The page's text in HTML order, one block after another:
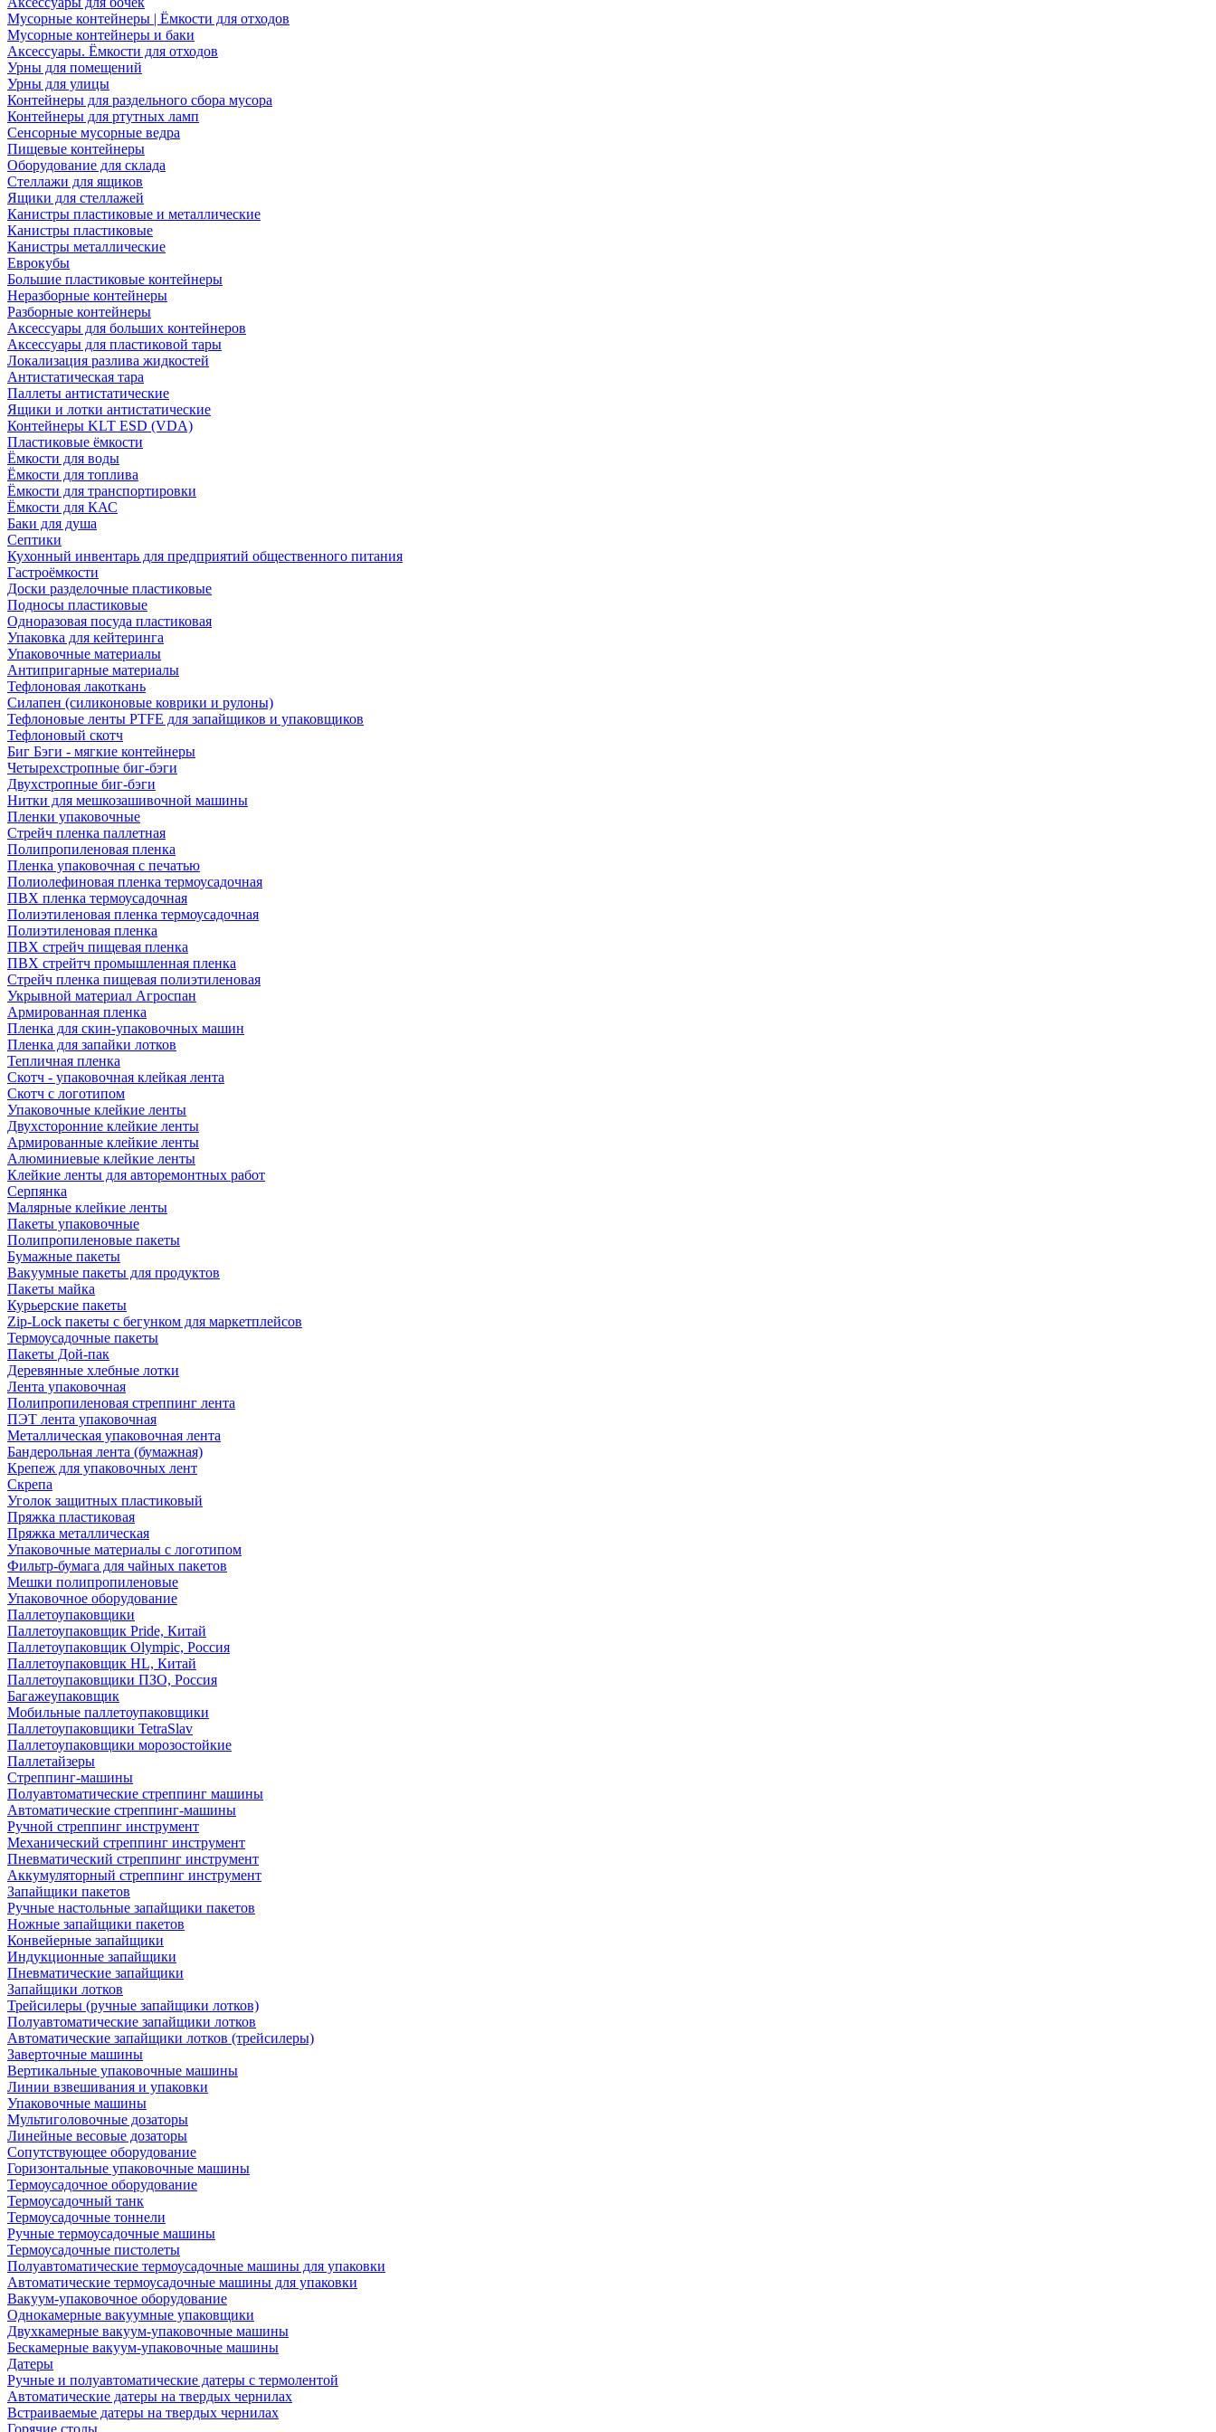
Мусорные контейнеры | Ёмкости для отходов
Мусорные контейнеры и баки
Аксессуары. Ёмкости для отходов
Урны для помещений
Урны для улицы
Контейнеры для раздельного сбора мусора
Контейнеры для ртутных ламп
Сенсорные мусорные ведра
Пищевые контейнеры
Оборудование для склада
Стеллажи для ящиков
Ящики для стеллажей
Канистры пластиковые и металлические
Канистры пластиковые
Канистры металлические
Еврокубы
Большие пластиковые контейнеры
Неразборные контейнеры
Разборные контейнеры
Аксессуары для больших контейнеров
Аксессуары для пластиковой тары
Локализация разлива жидкостей
Антистатическая тара
Паллеты антистатические
Ящики и лотки антистатические
Контейнеры KLT ESD (VDA)
Пластиковые ёмкости
Ёмкости для воды
Ёмкости для топлива
Ёмкости для транспортировки
Ёмкости для КАС
Баки для душа
Септики
Кухонный инвентарь для предприятий общественного питания
Гастроёмкости
Доски разделочные пластиковые
Подносы пластиковые
Одноразовая посуда пластиковая
Упаковка для кейтеринга
Упаковочные материалы
Антипригарные материалы
Тефлоновая лакоткань
Силапен (силиконовые коврики и рулоны)
Тефлоновые ленты PTFE для запайщиков и упаковщиков
Тефлоновый скотч
Биг Бэги - мягкие контейнеры
Четырехстропные биг-бэги
Двухстропные биг-бэги
Нитки для мешкозашивочной машины
Пленки упаковочные
Стрейч пленка паллетная
Полипропиленовая пленка
Пленка упаковочная с печатью
Полиолефиновая пленка термоусадочная
ПВХ пленка термоусадочная
Полиэтиленовая пленка термоусадочная
Полиэтиленовая пленка
ПВХ стрейч пищевая пленка
ПВХ стрейтч промышленная пленка
Стрейч пленка пищевая полиэтиленовая
Укрывной материал Агроспан
Армированная пленка
Пленка для скин-упаковочных машин
Пленка для запайки лотков
Тепличная пленка
Скотч - упаковочная клейкая лента
Скотч с логотипом
Упаковочные клейкие ленты
Двухсторонние клейкие ленты
Армированные клейкие ленты
Алюминиевые клейкие ленты
Клейкие ленты для авторемонтных работ
Серпянка
Малярные клейкие ленты
Пакеты упаковочные
Полипропиленовые пакеты
Бумажные пакеты
Вакуумные пакеты для продуктов
Пакеты майка
Курьерские пакеты
Zip-Lock пакеты с бегунком для маркетплейсов
Термоусадочные пакеты
Пакеты Дой-пак
Деревянные хлебные лотки
Лента упаковочная
Полипропиленовая стреппинг лента
ПЭТ лента упаковочная
Металлическая упаковочная лента
Бандерольная лента (бумажная)
Крепеж для упаковочных лент
Скрепа
Уголок защитных пластиковый
Пряжка пластиковая
Пряжка металлическая
Упаковочные материалы с логотипом
Фильтр-бумага для чайных пакетов
Мешки полипропиленовые
Упаковочное оборудование
Паллетоупаковщики
Паллетоупаковщик Pride, Китай
Паллетоупаковщик Olympic, Россия
Паллетоупаковщик HL, Китай
Паллетоупаковщики ПЗО, Россия
Багажеупаковщик
Мобильные паллетоупаковщики
Паллетоупаковщики TetraSlav
Паллетоупаковщики морозостойкие
Паллетайзеры
Стреппинг-машины
Полуавтоматические стреппинг машины
Автоматические стреппинг-машины
Ручной стреппинг инструмент
Механический стреппинг инструмент
Пневматический стреппинг инструмент
Аккумуляторный стреппинг инструмент
Запайщики пакетов
Ручные настольные запайщики пакетов
Ножные запайщики пакетов
Конвейерные запайщики
Индукционные запайщики
Пневматические запайщики
Запайщики лотков
Трейсилеры (ручные запайщики лотков)
Полуавтоматические запайщики лотков
Автоматические запайщики лотков (трейсилеры)
Заверточные машины
Вертикальные упаковочные машины
Линии взвешивания и упаковки
Упаковочные машины
Мультиголовочные дозаторы
Линейные весовые дозаторы
Сопутствующее оборудование
Горизонтальные упаковочные машины
Термоусадочное оборудование
Термоусадочный танк
Термоусадочные тоннели
Ручные термоусадочные машины
Термоусадочные пистолеты
Полуавтоматические термоусадочные машины для упаковки
Автоматические термоусадочные машины для упаковки
Вакуум-упаковочное оборудование
Однокамерные вакуумные упаковщики
Двухкамерные вакуум-упаковочные машины
Бескамерные вакуум-упаковочные машины
Датеры
Ручные и полуавтоматические датеры с термолентой
Автоматические датеры на твердых чернилах
Встраиваемые датеры на твердых чернилах
Горячие столы